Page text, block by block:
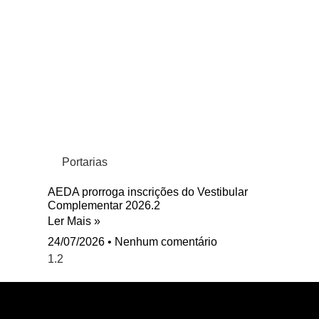
Portarias
AEDA prorroga inscrições do Vestibular
Complementar 2026.2
Ler Mais »
24/07/2026
Nenhum comentário